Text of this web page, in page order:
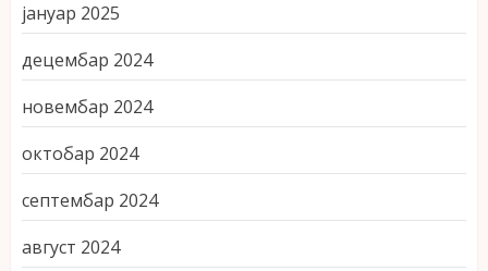
јануар 2025
децембар 2024
новембар 2024
октобар 2024
септембар 2024
август 2024